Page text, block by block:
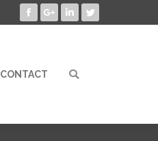
Facebook
Google+LinkedInTwitter
CONTACT Search: